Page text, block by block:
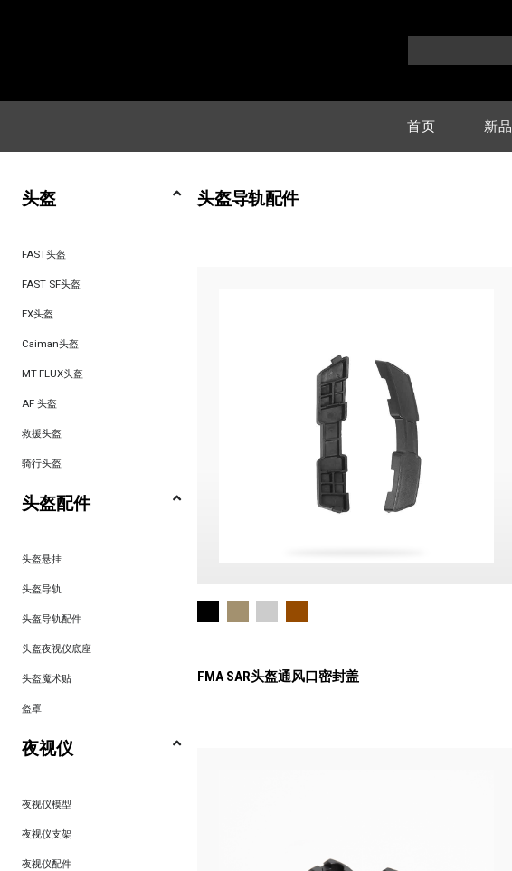
首页 新品
头盔
FAST头盔
FAST SF头盔
EX头盔
Caiman头盔
MT-FLUX头盔
AF 头盔
救援头盔
骑行头盔
头盔配件
头盔悬挂
头盔导轨
头盔导轨配件
头盔夜视仪底座
头盔魔术贴
盔罩
夜视仪
夜视仪模型
夜视仪支架
夜视仪配件
头盔导轨配件
FMA SAR头盔通风口密封盖